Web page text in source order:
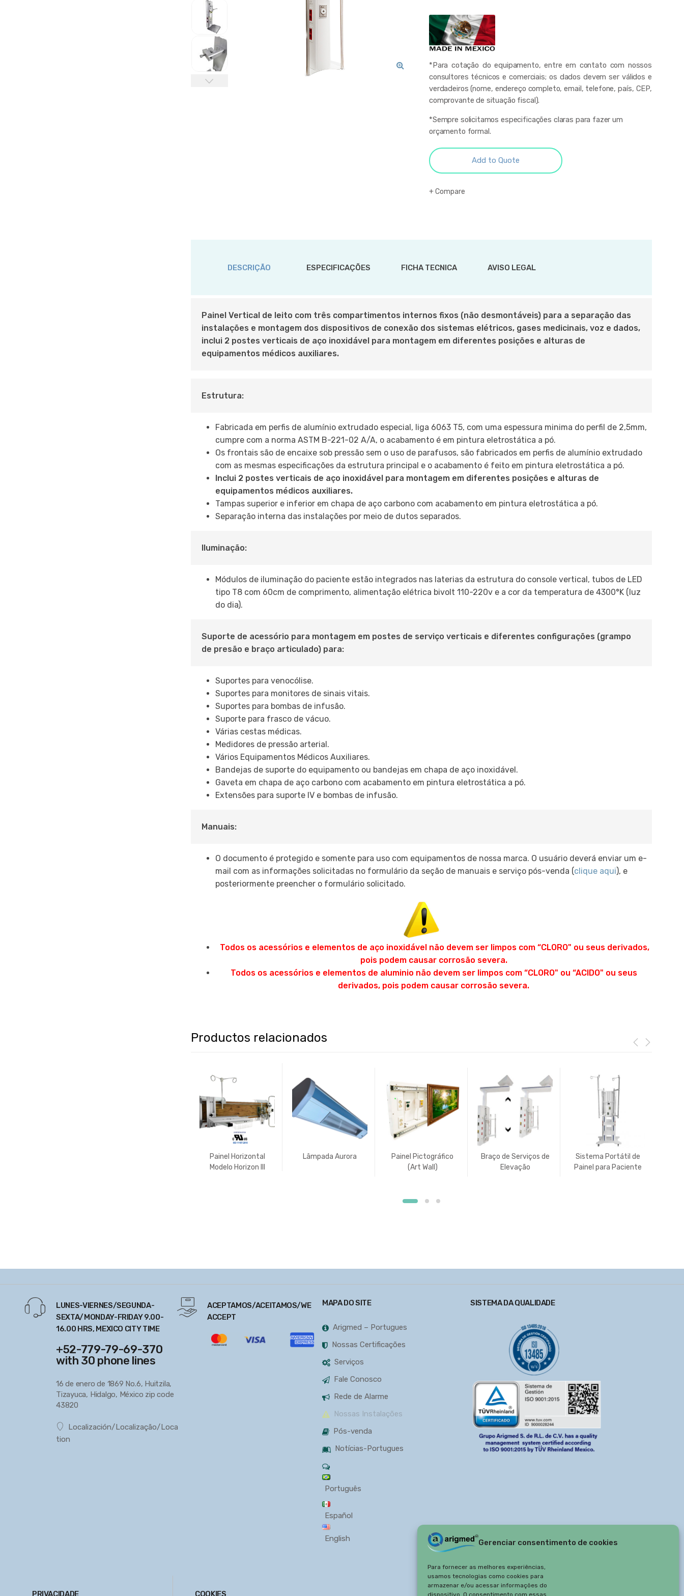
Gerenciar consentimento de cookies
Para fornecer as melhores experiências,
usamos tecnologias como cookies para
armazenar e/ou acessar informações do
dispositivo. O consentimento com essas
*Para cotação do equipamento, entre em contato com nossos
consultores técnicos e comerciais; os dados devem ser válidos e
verdadeiros (nome, endereço completo, email, telefone, país, CEP,
comprovante de situação fiscal).
*Sempre solicitamos especificações claras para fazer um
orçamento formal.
Add to Quote
Compare
DESCRIÇÃO ESPECIFICAÇÕES FICHA TECNICA AVISO LEGAL
Painel Vertical de leito com três compartimentos internos fixos (não desmontáveis) para a separação das
instalações e montagem dos dispositivos de conexão dos sistemas elétricos, gases medicinais, voz e dados,
inclui 2 postes verticais de aço inoxidável para montagem em diferentes posições e alturas de
equipamentos médicos auxiliares.
Estrutura:
Fabricada em perfis de alumínio extrudado especial, liga 6063 T5, com uma espessura minima do perfil de 2,5mm,
cumpre com a norma ASTM B-221-02 A/A, o acabamento é em pintura eletrostática a pó.
Os frontais são de encaixe sob pressão sem o uso de parafusos, são fabricados em perfis de alumínio extrudado
com as mesmas especificações da estrutura principal e o acabamento é feito em pintura eletrostática a pó.
Inclui 2 postes verticais de aço inoxidável para montagem em diferentes posições e alturas de
equipamentos médicos auxiliares.
Tampas superior e inferior em chapa de aço carbono com acabamento em pintura eletrostática a pó.
Separação interna das instalações por meio de dutos separados.
Iluminação:
Módulos de iluminação do paciente estão integrados nas laterias da estrutura do console vertical, tubos de LED
tipo T8 com 60cm de comprimento, alimentação elétrica bivolt 110-220v e a cor da temperatura de 4300°K (luz
do dia).
Suporte de acessório para montagem em postes de serviço verticais e diferentes configurações (grampo
de presão e braço articulado) para:
Suportes para venocólise.
Suportes para monitores de sinais vitais.
Suportes para bombas de infusão.
Suporte para frasco de vácuo.
Várias cestas médicas.
Medidores de pressão arterial.
Vários Equipamentos Médicos Auxiliares.
Bandejas de suporte do equipamento ou bandejas em chapa de aço inoxidável.
Gaveta em chapa de aço carbono com acabamento em pintura eletrostática a pó.
Extensões para suporte IV e bombas de infusão.
Manuais:
O documento é protegido e somente para uso com equipamentos de nossa marca. O usuário deverá enviar um e-
mail com as informações solicitadas no formulário da seção de manuais e serviço pós-venda (clique aqui), e
posteriormente preencher o formulário solicitado.
Todos os acessórios e elementos de aço inoxidável não devem ser limpos com “CLORO" ou seus derivados,
pois podem causar corrosão severa.
Todos os acessórios e elementos de aluminio não devem ser limpos com “CLORO" ou “ACIDO" ou seus
derivados, pois podem causar corrosão severa.
Productos relacionados
Painel Horizontal
Modelo Horizon III
Lâmpada Aurora
Painel Pictográfico
(Art Wall)
Braço de Serviços de
Elevação
Sistema Portátil de
Painel para Paciente
LUNES-VIERNES/SEGUNDA-
SEXTA/MONDAY-FRIDAY 9.00-
16.00 HRS, MEXICO CITY TIME
+52-779-79-69-370
with 30 phone lines
16 de enero de 1869 No.6, Huitzila,
Tizayuca, Hidalgo, México zip code
43820
Localización/Localização/Loca
tion
ACEPTAMOS/ACEITAMOS/WE
ACCEPT
MAPA DO SITE
Arigmed – Portugues
Nossas Certificações
Serviços
Fale Conosco
Rede de Alarme
Nossas Instalações
Pós-venda
Notícias-Portugues
Português
Español
English
SISTEMA DA QUALIDADE
PRIVACIDADE COOKIES